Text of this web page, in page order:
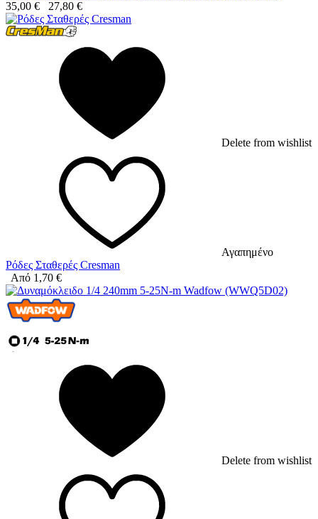
35,00 € 27,80 €
Delete from wishlist
Αγαπημένο
Ρόδες Σταθερές Cresman
Από 1,70 €
Delete from wishlist